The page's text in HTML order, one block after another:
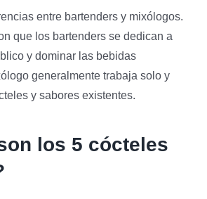
entre bartenders y mixólogos.
que los bartenders se dedican a
y dominar las bebidas
generalmente trabaja solo y
y sabores existentes.
los 5 cócteles